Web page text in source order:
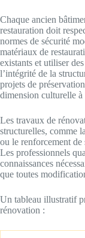
Chaque ancien
restauration doit
normes de sécurité
matériaux de
existants et utiliser
l’intégrité de la
projets de
dimension culturelle
Les travaux de
structurelles, comme
ou le renforcement de
Les professionnels
connaissances
que toutes
Un tableau illustratif
rénovation :